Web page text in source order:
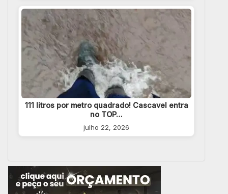
111 litros por metro quadrado! Cascavel entra
no TOP…
julho 22, 2026